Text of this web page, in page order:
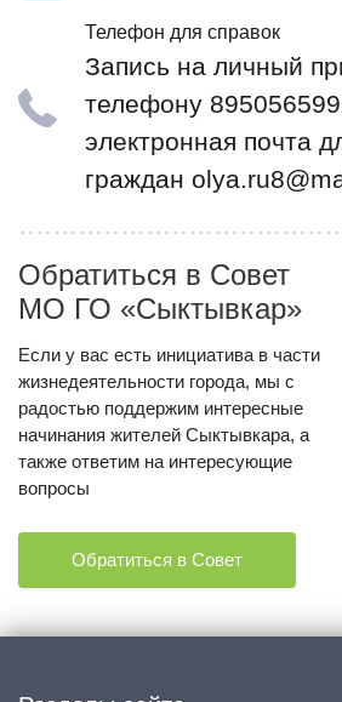
Телефон для справок
Запись на личный
телефону
электронная почта
граждан
Обратиться в Совет
МО ГО «Сыктывкар»
Если у вас есть инициатива в части
жизнедеятельности города, мы с
радостью поддержим интересные
начинания жителей Сыктывкара, а
также ответим на интересующие
вопросы
Обратиться в Совет